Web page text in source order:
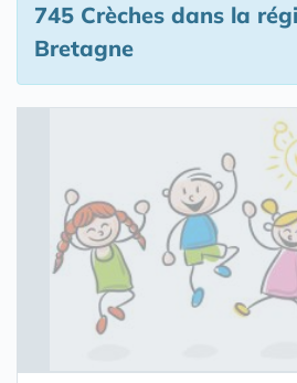
745 Crèches dans la
Bretagne